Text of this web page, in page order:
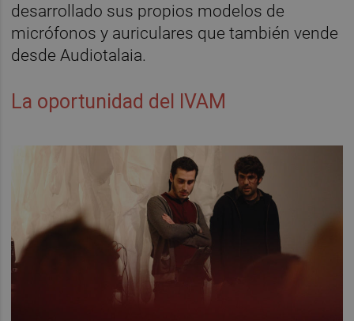
desarrollado sus propios modelos de
micrófonos y auriculares que también vende
desde Audiotalaia.
La oportunidad del IVAM